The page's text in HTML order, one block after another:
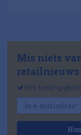
Mis niets
retailnieuws
Het